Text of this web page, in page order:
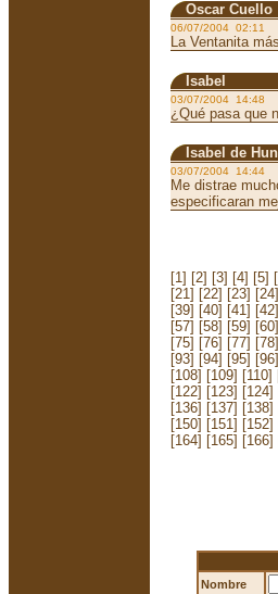
Oscar Cuello
06/07/2004 02:11
La Ventanita
Isabel
03/07/2004 14:48
¿Qué pasa que
Isabel de
03/07/2004 14:44
Me distrae
especificaran
[1] [2] [3] [4] [5]
[21] [22] [23] [24]
[39] [40] [41] [42]
[57] [58] [59] [60]
[75] [76] [77] [78]
[93] [94] [95] [96]
[108] [109] [110]
[122] [123] [124]
[136] [137] [138]
[150] [151] [152]
[164] [165] [166]
Nombre